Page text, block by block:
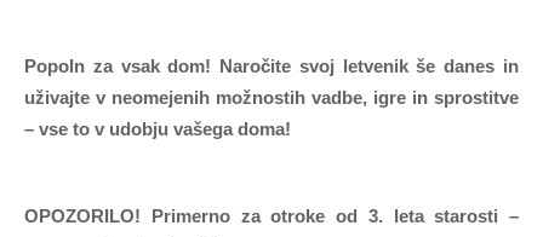
Popoln za vsak dom!
Naročite svoj letvenik še danes in
uživajte v neomejenih možnostih vadbe, igre in sprostitve
– vse to v udobju vašega doma!
OPOZORILO! Primerno za otroke od 3. leta starosti –